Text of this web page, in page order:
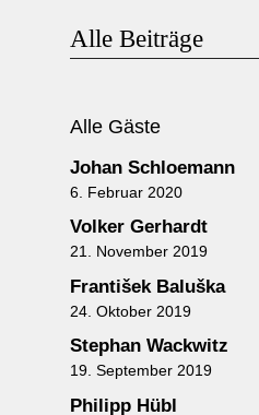
Alle Beiträge
Alle Gäste
Johan Schloemann
6. Februar 2020
Volker Gerhardt
21. November 2019
František Baluška
24. Oktober 2019
Stephan Wackwitz
19. September 2019
Philipp Hübl